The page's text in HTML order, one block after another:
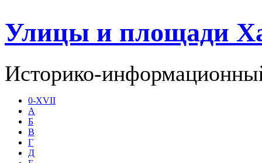
Улицы и площади
Историко-
0-XVII
А
Б
В
Г
Д